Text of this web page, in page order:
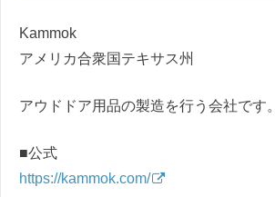
Kammok
アメリカ合衆国テキサス州
アウドドア用品の製造を行う会社です。
■公式
https://kammok.com/